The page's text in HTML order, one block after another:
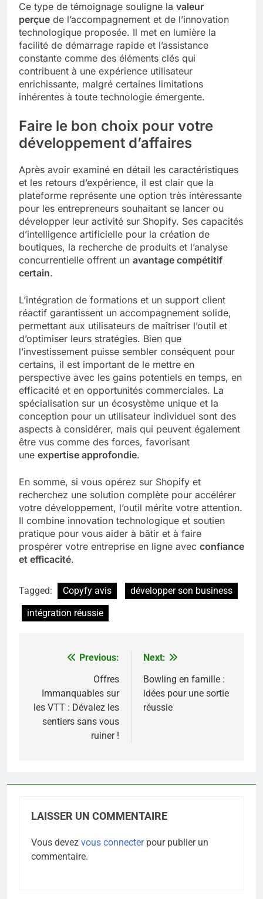
Ce type de témoignage souligne la valeur
perçue de l’accompagnement et de l’innovation
technologique proposée. Il met en lumière la
facilité de démarrage rapide et l’assistance
constante comme des éléments clés qui
contribuent à une expérience utilisateur
enrichissante, malgré certaines limitations
inhérentes à toute technologie émergente.
Faire le bon choix pour votre
développement d’affaires
Après avoir examiné en détail les caractéristiques
et les retours d’expérience, il est clair que la
plateforme représente une option très intéressante
pour les entrepreneurs souhaitant se lancer ou
développer leur activité sur Shopify. Ses capacités
d’intelligence artificielle pour la création de
boutiques, la recherche de produits et l’analyse
concurrentielle offrent un avantage compétitif
certain.
L’intégration de formations et un support client
réactif garantissent un accompagnement solide,
permettant aux utilisateurs de maîtriser l’outil et
d’optimiser leurs stratégies. Bien que
l’investissement puisse sembler conséquent pour
certains, il est important de le mettre en
perspective avec les gains potentiels en temps, en
efficacité et en opportunités commerciales. La
spécialisation sur un écosystème unique et la
conception pour un utilisateur individuel sont des
aspects à considérer, mais qui peuvent également
être vus comme des forces, favorisant
une expertise approfondie.
En somme, si vous opérez sur Shopify et
recherchez une solution complète pour accélérer
votre développement, l’outil mérite votre attention.
Il combine innovation technologique et soutien
pratique pour vous aider à bâtir et à faire
prospérer votre entreprise en ligne avec confiance
et efficacité.
Tagged: Copyfy avis
développer son business
intégration réussie
Navigation
l’article
Previous:
Offres
Immanquables sur
les VTT : Dévalez les
sentiers sans vous
ruiner !
Next:
Bowling en famille :
idées pour une sortie
réussie
LAISSER UN COMMENTAIRE
Vous devez vous connecterpour publier un
commentaire.